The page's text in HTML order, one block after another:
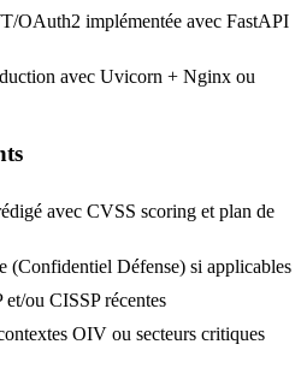
OAuth2 implémentée avec FastAPI
avec Uvicorn + Nginx ou
avec CVSS scoring et plan de
(Confidentiel Défense) si applicables
ou CISSP récentes
OIV ou secteurs critiques